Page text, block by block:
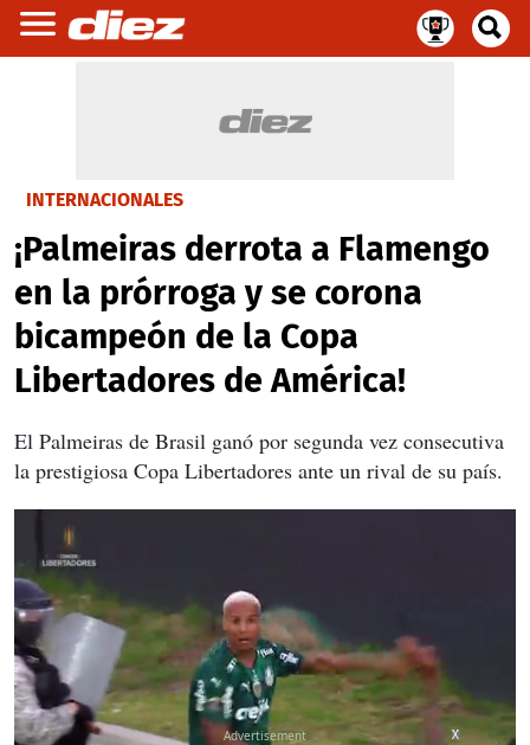
INTERNACIONALES
¡Palmeiras derrota a Flamengo
en la prórroga y se corona
bicampeón de la Copa
Libertadores de América!
El Palmeiras de Brasil ganó por segunda vez consecutiva
la prestigiosa Copa Libertadores ante un rival de su país.
X
X